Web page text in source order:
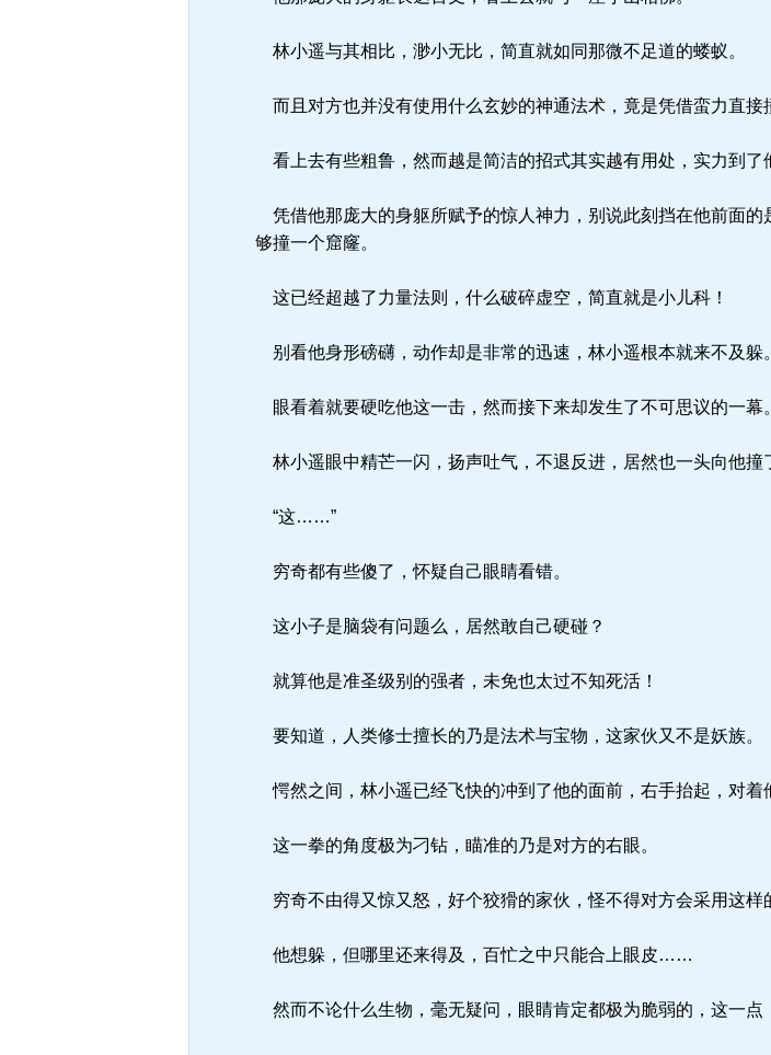
林小遥与其相比，渺小无比，简直就如同那微不足道的蝼蚁。
而且对方也并没有使用什么玄妙的神通法术，竟是凭借蛮力直接
看上去有些粗鲁，然而越是简洁的招式其实越有用处，实力到了
凭借他那庞大的身躯所赋予的惊人神力，别说此刻挡在他前面
够撞一个窟窿。
这已经超越了力量法则，什么破碎虚空，简直就是小儿科！
别看他身形磅礴，动作却是非常的迅速，林小遥根本就来不及躲。
眼看着就要硬吃他这一击，然而接下来却发生了不可思议的一幕。
林小遥眼中精芒一闪，扬声吐气，不退反进，居然也一头向他撞
“这……”
穷奇都有些傻了，怀疑自己眼睛看错。
这小子是脑袋有问题么，居然敢自己硬碰？
就算他是准圣级别的强者，未免也太过不知死活！
要知道，人类修士擅长的乃是法术与宝物，这家伙又不是妖族。
愕然之间，林小遥已经飞快的冲到了他的面前，右手抬起，对着
这一拳的角度极为刁钻，瞄准的乃是对方的右眼。
穷奇不由得又惊又怒，好个狡猾的家伙，怪不得对方会采用这样
他想躲，但哪里还来得及，百忙之中只能合上眼皮……
然而不论什么生物，毫无疑问，眼睛肯定都极为脆弱的，这一点